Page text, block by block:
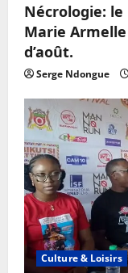
Nécrologie: le
Marie
d’août.
Serge Ndongue
Culture & Loisirs